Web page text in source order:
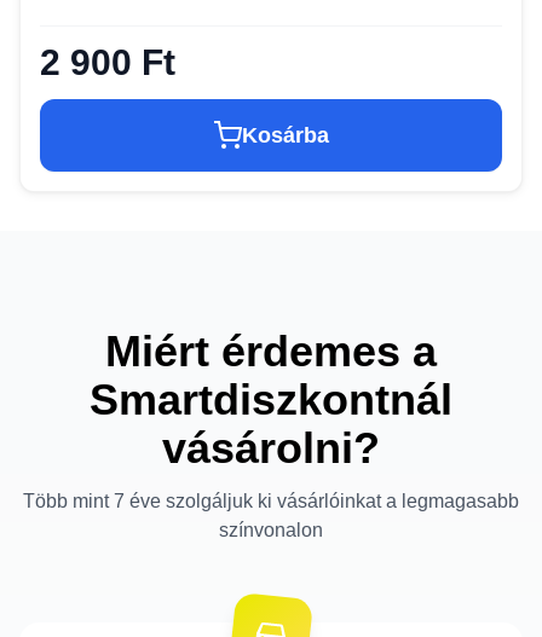
2 900 Ft
Kosárba
Miért érdemes a
Smartdiszkontnál
vásárolni?
Több mint 7 éve szolgáljuk ki vásárlóinkat a legmagasabb
színvonalon